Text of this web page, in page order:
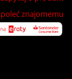
poleć znajomemu